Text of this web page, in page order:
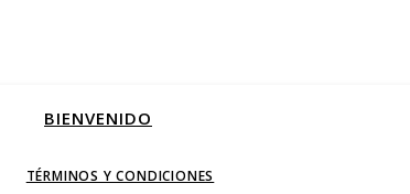
BIENVENIDO
TÉRMINOS Y CONDICIONES